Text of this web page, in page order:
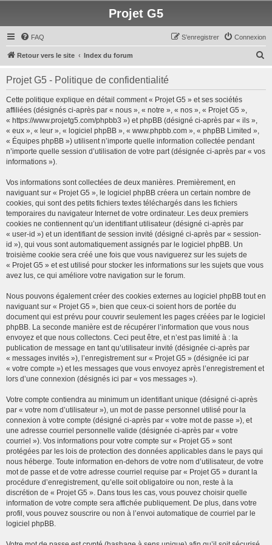
Projet G5
FAQ Connexion
S’enregistrer
Retour vers le site Index du forum
Projet G5 - Politique de confidentialité
Cette politique explique en détail comment « Projet G5 » et ses sociétés
affiliées (désignés ci-après par « nous », « notre », « nos », « Projet G5 »,
« https://www.projetg5.com/phpbb3 ») et phpBB (désigné ci-après par « ils »,
« eux », « leur », « logiciel phpBB », « www.phpbb.com », « phpBB Limited »,
« Équipes phpBB ») utilisent n’importe quelle information collectée pendant
n’importe quelle session d’utilisation de votre part (désignée ci-après par « vos
informations »).
Vos informations sont collectées de deux manières. Premièrement, en
naviguant sur « Projet G5 », le logiciel phpBB créera un certain nombre de
cookies, qui sont des petits fichiers textes téléchargés dans les fichiers
temporaires du navigateur Internet de votre ordinateur. Les deux premiers
cookies ne contiennent qu’un identifiant utilisateur (désigné ci-après par
« user-id ») et un identifiant de session invité (désigné ci-après par « session-
id »), qui vous sont automatiquement assignés par le logiciel phpBB. Un
troisième cookie sera créé une fois que vous naviguerez sur les sujets de
« Projet G5 » et est utilisé pour stocker les informations sur les sujets que vous
avez lus, ce qui améliore votre navigation sur le forum.
Nous pouvons également créer des cookies externes au logiciel phpBB tout en
naviguant sur « Projet G5 », bien que ceux-ci soient hors de portée du
document qui est prévu pour couvrir seulement les pages créées par le logiciel
phpBB. La seconde manière est de récupérer l’information que vous nous
envoyez et que nous collectons. Ceci peut être, et n’est pas limité à : la
publication de message en tant qu’utilisateur invité (désignée ci-après par
« messages invités »), l’enregistrement sur « Projet G5 » (désignée ici par
« votre compte ») et les messages que vous envoyez après l’enregistrement et
lors d’une connexion (désignés ici par « vos messages »).
Votre compte contiendra au minimum un identifiant unique (désigné ci-après
par « votre nom d’utilisateur »), un mot de passe personnel utilisé pour la
connexion à votre compte (désigné ci-après par « votre mot de passe »), et
une adresse courriel personnelle valide (désignée ci-après par « votre
courriel »). Vos informations pour votre compte sur « Projet G5 » sont
protégées par les lois de protection des données applicables dans le pays qui
nous héberge. Toute information en-dehors de votre nom d’utilisateur, de votre
mot de passe et de votre adresse courriel requise par « Projet G5 » durant la
procédure d’enregistrement, qu’elle soit obligatoire ou non, reste à la
discrétion de « Projet G5 ». Dans tous les cas, vous pouvez choisir quelle
information de votre compte sera affichée publiquement. De plus, dans votre
profil, vous pouvez souscrire ou non à l’envoi automatique de courriel par le
logiciel phpBB.